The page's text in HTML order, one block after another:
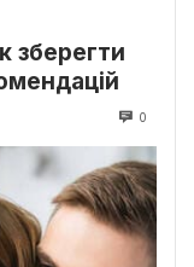
зберегти
0